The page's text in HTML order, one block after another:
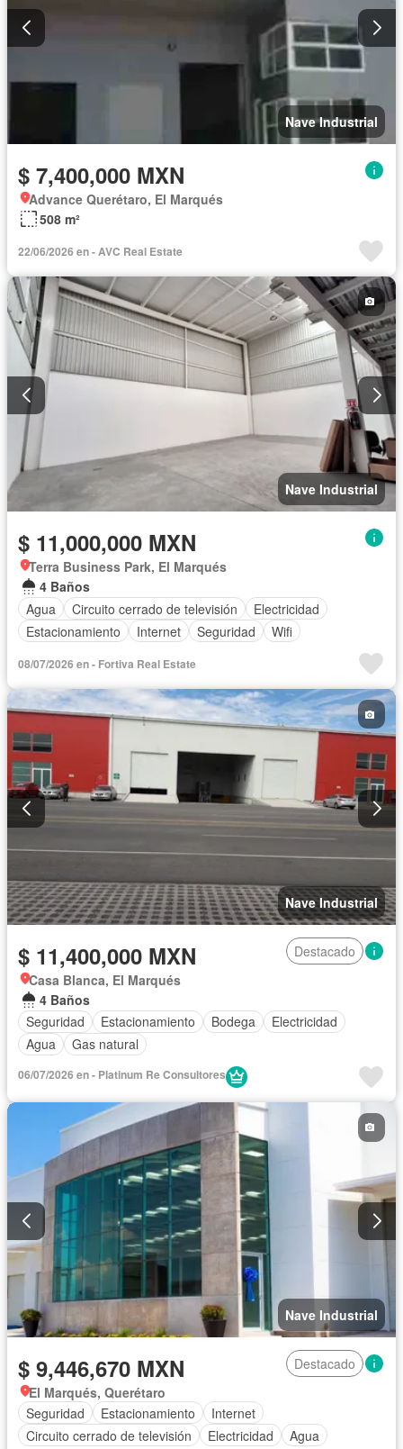
Nave Industrial
$ 7,400,000 MXN
Advance Querétaro, El Marqués
508 m²
22/06/2026 en - AVC Real Estate
Nave Industrial
$ 11,000,000 MXN
Terra Business Park, El Marqués
4 Baños
Agua
Circuito cerrado de televisión
Electricidad
Estacionamiento
Internet Seguridad Wifi
08/07/2026 en - Fortiva Real Estate
Nave Industrial
$ 11,400,000 MXN
Destacado
Casa Blanca, El Marqués
4 Baños
Seguridad
Estacionamiento Bodega
Electricidad
Agua
Gas natural
06/07/2026 en - Platinum Re Consultores
Nave Industrial
$ 9,446,670 MXN
Destacado
El Marqués, Querétaro
Seguridad
Estacionamiento
Internet
Circuito cerrado de televisión
Electricidad Agua